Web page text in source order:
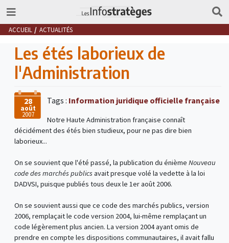
ACCUEIL ACTUALITÉS
Les étés laborieux de
l'Administration
28
août
2007
Tags : Information juridique officielle française
Notre Haute Administration française connaît
décidément des étés bien studieux, pour ne pas dire bien
laborieux...
On se souvient que l'été passé, la publication du énième Nouveau
code des marchés publics avait presque volé la vedette à la loi
DADVSI, puisque publiés tous deux le 1er août 2006.
On se souvient aussi que ce code des marchés publics, version
2006, remplaçait le code version 2004, lui-même remplaçant un
code légèrement plus ancien. La version 2004 ayant omis de
prendre en compte les dispositions communautaires, il avait fallu